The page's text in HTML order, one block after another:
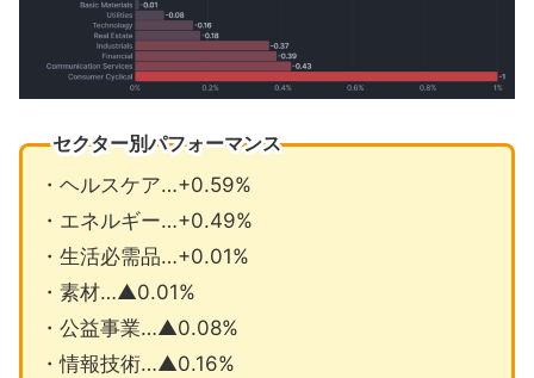
セクター別パフォーマンス
・ヘルスケア…+0.59%
・エネルギー…+0.49%
・生活必需品…+0.01%
・素材…▲0.01%
・公益事業…▲0.08%
・情報技術…▲0.16%